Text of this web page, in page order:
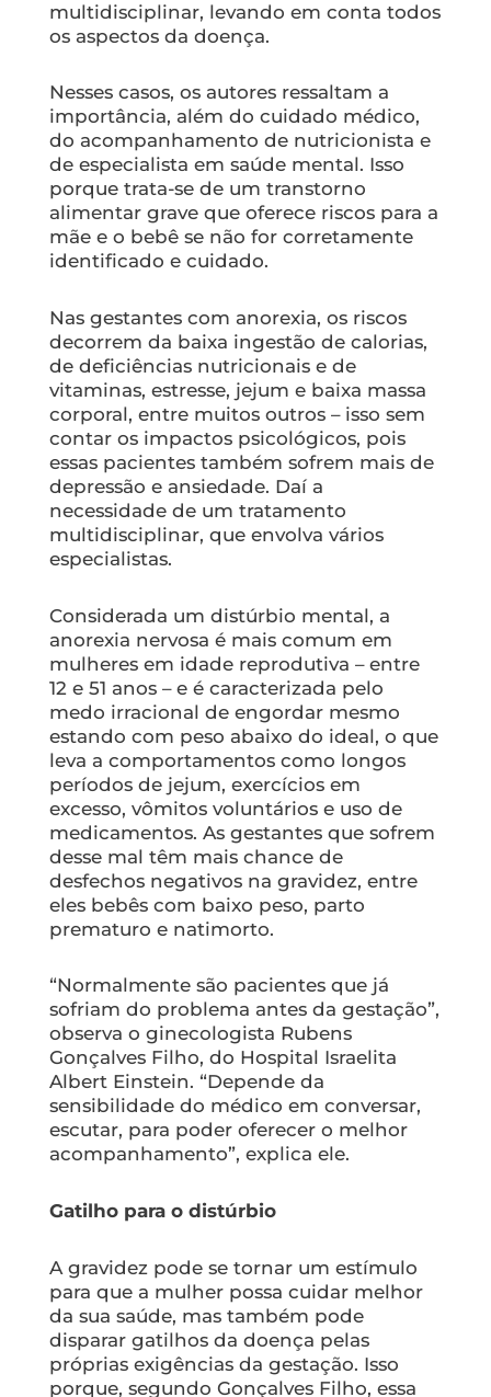
multidisciplinar, levando em conta todos
os aspectos da doença.
Nesses casos, os autores ressaltam a
importância, além do cuidado médico,
do acompanhamento de nutricionista e
de especialista em saúde mental. Isso
porque trata-se de um transtorno
alimentar grave que oferece riscos para a
mãe e o bebê se não for corretamente
identificado e cuidado.
Nas gestantes com anorexia, os riscos
decorrem da baixa ingestão de calorias,
de deficiências nutricionais e de
vitaminas, estresse, jejum e baixa massa
corporal, entre muitos outros – isso sem
contar os impactos psicológicos, pois
essas pacientes também sofrem mais de
depressão e ansiedade. Daí a
necessidade de um tratamento
multidisciplinar, que envolva vários
especialistas.
Considerada um distúrbio mental, a
anorexia nervosa é mais comum em
mulheres em idade reprodutiva – entre
12 e 51 anos – e é caracterizada pelo
medo irracional de engordar mesmo
estando com peso abaixo do ideal, o que
leva a comportamentos como longos
períodos de jejum, exercícios em
excesso, vômitos voluntários e uso de
medicamentos. As gestantes que sofrem
desse mal têm mais chance de
desfechos negativos na gravidez, entre
eles bebês com baixo peso, parto
prematuro e natimorto.
“Normalmente são pacientes que já
sofriam do problema antes da gestação”,
observa o ginecologista Rubens
Gonçalves Filho, do Hospital Israelita
Albert Einstein. “Depende da
sensibilidade do médico em conversar,
escutar, para poder oferecer o melhor
acompanhamento”, explica ele.
Gatilho para o distúrbio
A gravidez pode se tornar um estímulo
para que a mulher possa cuidar melhor
da sua saúde, mas também pode
disparar gatilhos da doença pelas
próprias exigências da gestação. Isso
porque, segundo Gonçalves Filho, essa